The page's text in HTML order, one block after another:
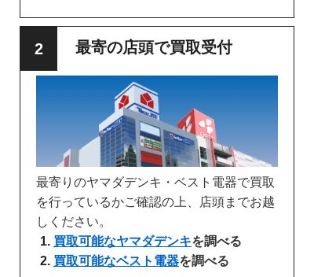
最寄の店頭で買取受付
最寄りのヤマダデンキ・ベスト電器で買取
を行っているかご確認の上、店頭までお越
しください。
買取可能なヤマダデンキを調べる
買取可能なベスト電器を調べる